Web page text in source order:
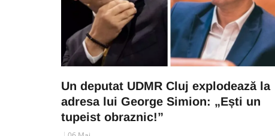
Un deputat UDMR Cluj explodează la
adresa lui George Simion: „Ești un
tupeist obraznic!”